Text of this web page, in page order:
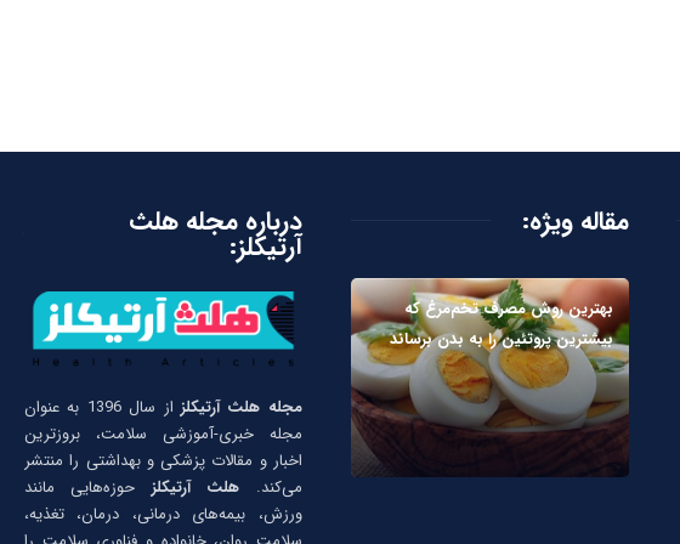
مقاله ویژه:
بهترین روش مصرف تخم‌مرغ که
بیشترین پروتئین را به بدن برساند
درباره مجله هلث
آرتیکلز:
مجله هلث آرتیکلز
از سال 1396 به عنوان
مجله خبری-آموزشی سلامت، بروزترین
اخبار و مقالات پزشکی و بهداشتی را منتشر
می‌کند. هلث آرتیکلز حوزه‌هایی مانند
ورزش، بیمه‌های درمانی، درمان، تغذیه،